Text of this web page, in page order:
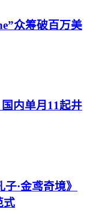
众筹破百万美
内单月11起井
·金鸢奇境》
式